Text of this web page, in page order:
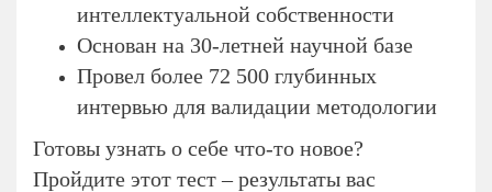
интеллектуальной собственности
Основан на 30-летней научной базе
Провел более 72 500 глубинных
интервью для валидации методологии
Готовы узнать о себе что-то новое?
Пройдите этот тест – результаты вас